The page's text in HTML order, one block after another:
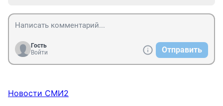
Гость
Войти
Отправить
Новости СМИ2